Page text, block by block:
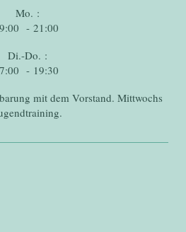
Mo. :
- 21:00
Di.-Do. :
- 19:30
mit dem Vorstand. Mittwochs